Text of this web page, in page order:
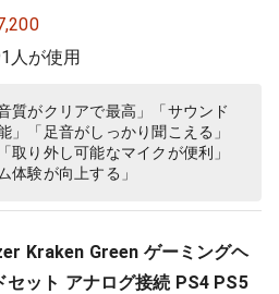
7.1ch 立体音響 特許技術採用チ
コート50mmドライバー 単一指
音性イヤーカップ 軽量262g PC
PS5 Nintendo Switch 【日本…
人が使用
質がクリアで最高」「サウンド
」「足音がしっかり聞こえる」
取り外し可能なマイクが便利」
体験が向上する」
Kraken Green ゲーミングヘ
セット アナログ接続 PS4 PS5